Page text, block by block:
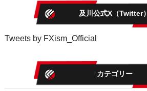
及川公式X（Twitter）
Tweets by FXism_Official
カテゴリー